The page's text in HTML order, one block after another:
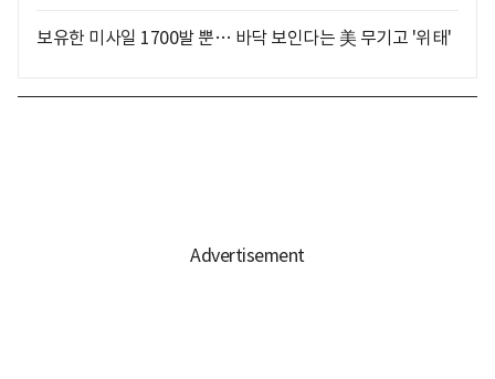
보유한 미사일 1700발 뿐… 바닥 보인다는 美 무기고 '위태'